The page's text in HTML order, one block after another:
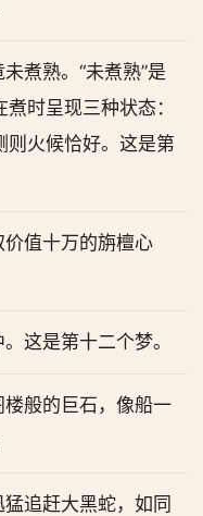
煮熟。“未煮熟”是
时呈现三种状态：
则火候恰好。这是第
值十万的旃檀心
这是第十二个梦。
般的巨石，像船一
追赶大黑蛇，如同